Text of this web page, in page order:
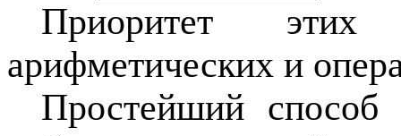
Приоритет
арифметических и
Простейший